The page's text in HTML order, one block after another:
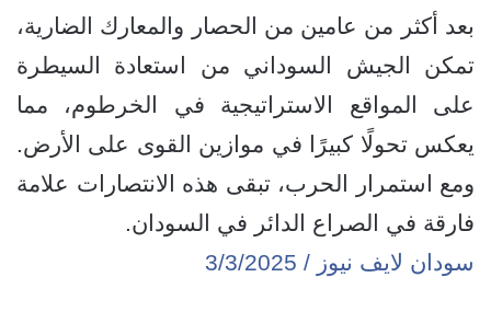
بعد أكثر من عامين من الحصار والمعارك الضارية،
تمكن الجيش السوداني من استعادة السيطرة
على المواقع الاستراتيجية في الخرطوم، مما
يعكس تحولًا كبيرًا في موازين القوى على الأرض.
ومع استمرار الحرب، تبقى هذه الانتصارات علامة
فارقة في الصراع الدائر في السودان.
سودان لايف نيوز / 3/3/2025